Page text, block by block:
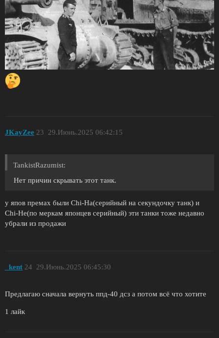
JKayZee 29.Июнь.2025 06:42:15
23
TankistRazumist:
Нет причин скрывать этот танк.
у япов премах были Chi-Ha(серийный на секундочку танк) и
Chi-He(по меркам японцев серийный) эти танки тоже недавно
убрали из продажи
_kent 29.Июнь.2025 06:45:30
24
Предлагаю сначала вернуть ппд-40 дсз а потом всё что хотите
1 лайк